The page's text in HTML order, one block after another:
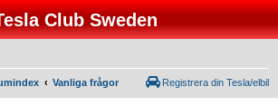
Club Sweden
Vanliga frågor Registrera din Tesla/elbil